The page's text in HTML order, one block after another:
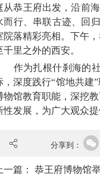
从恭王府出发，沿前
而行、串联古迹、回
院落精彩亮相。下午
千里之外的西安。
为扎根什刹海的社
，深度践行“馆地共建
物馆教育职能，深挖
性发展，为广大观众
分享到：
一篇： 恭王府博物馆